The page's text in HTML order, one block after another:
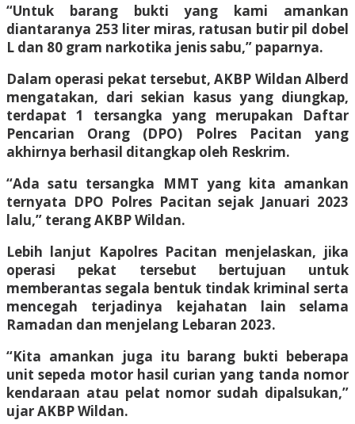
“Untuk barang bukti yang kami amankan
diantaranya 253 liter miras, ratusan butir pil dobel
L dan 80 gram narkotika jenis sabu,” paparnya.
Dalam operasi pekat tersebut, AKBP Wildan Alberd
mengatakan, dari sekian kasus yang diungkap,
terdapat 1 tersangka yang merupakan Daftar
Pencarian Orang (DPO) Polres Pacitan yang
akhirnya berhasil ditangkap oleh Reskrim.
“Ada satu tersangka MMT yang kita amankan
ternyata DPO Polres Pacitan sejak Januari 2023
lalu,” terang AKBP Wildan.
Lebih lanjut Kapolres Pacitan menjelaskan, jika
operasi pekat tersebut bertujuan untuk
memberantas segala bentuk tindak kriminal serta
mencegah terjadinya kejahatan lain selama
Ramadan dan menjelang Lebaran 2023.
“Kita amankan juga itu barang bukti beberapa
unit sepeda motor hasil curian yang tanda nomor
kendaraan atau pelat nomor sudah dipalsukan,”
ujar AKBP Wildan.